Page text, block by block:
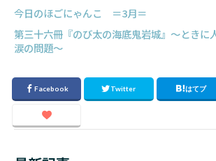
今日のほごにゃんこ ＝3月＝
第三十六冊『のび太の海底鬼岩城』～ときに
涙の問題～